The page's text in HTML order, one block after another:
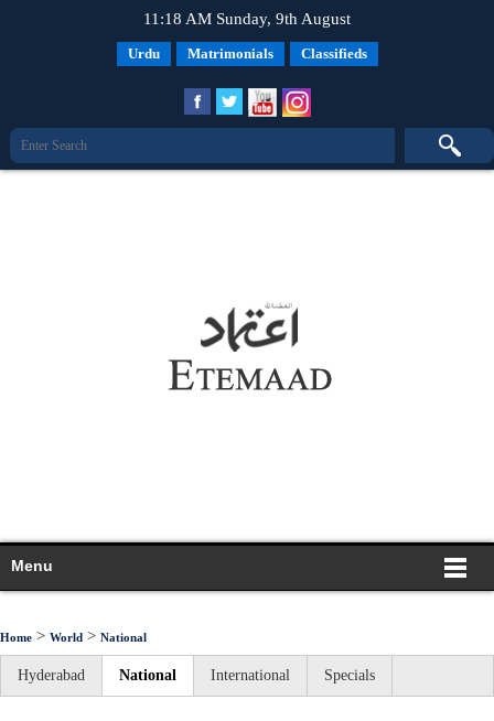
11:18 AM Sunday, 9th August
Urdu Matrimonials Classifieds
Menu
Home > World > National
Hyderabad National International Specials